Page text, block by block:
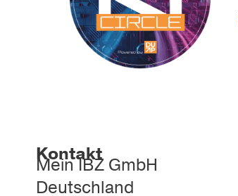
Kontakt
Mein IBZ GmbH
Deutschland